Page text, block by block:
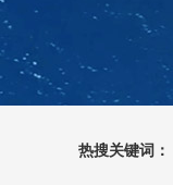
热搜关键词：